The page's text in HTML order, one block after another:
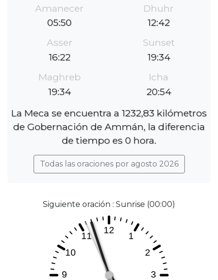
Amanecer
05:50
Dhuhr
12:42
Asser
16:22
Sunset
19:34
Maghreb
19:34
Icha
20:54
La Meca se encuentra a 1232,83 kilómetros
de Gobernación de Ammán, la diferencia
de tiempo es 0 hora.
Todas las oraciones por agosto 2026
Siguiente oración : Sunrise (00:00)